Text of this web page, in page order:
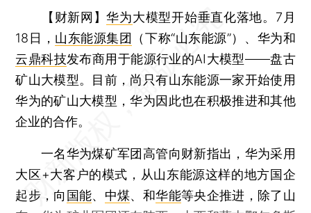
【财新网】华为大模型开始垂直化落地。7月
18日， 山东能源集团
（下称“山东能源”）、华为和
云鼎科技发布商用于能源行业的AI大模型——盘古
矿山大模型。目前，尚只有山东能源一家开始使用
华为的矿山大模型，华为因此也在积极推进和其他
企业的合作。
一名华为煤矿军团高管向财新指出，华为采用
大区+大客户的模式，从山东能源这样的地方国企
起步，向 国能、 中煤、和华能等央企推进，除了山